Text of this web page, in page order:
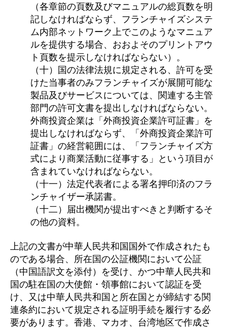
（各章節の頁数及びマニュアルの総頁数を明
記しなければならず、フランチャイズシステ
ム内部ネットワーク上でこのようなマニュア
ルを提供する場合、おおよそのプリントアウ
ト頁数を提示しなければならない）。
（十）国の法律法規に規定される、許可を受
けた当事者のみフランチャイズが展開可能な
製品及びサービスについては、関連する主管
部門の許可文書を提出しなければならない。
外商投資企業は「外商投資企業許可証書」を
提出しなければならず、「外商投資企業許可
証書」の経営範囲には、「フランチャイズ方
式により商業活動に従事する」という項目が
含まれていなければならない。
（十一）法定代表者による署名押印済のフラ
ンチャイザー承諾書。
（十二）届出機関が提出すべきと判断するそ
の他の資料。
上記の文書が中華人民共和国国外で作成されたも
のである場合、所在国の公証機関において公証
（中国語訳文を添付）を受け、かつ中華人民共和
国の駐在国の大使館・領事館において認証を受
け、又は中華人民共和国と所在国とが締結する関
連条約において規定される証明手続を履行する必
要があります。香港、マカオ、台湾地区で作成さ